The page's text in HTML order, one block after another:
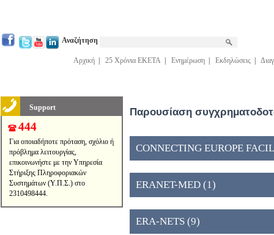
Αναζήτηση
Αρχική 25 Χρόνια ΕΚΕΤΑ Ενημέρωση Εκδηλώσεις
Support
444
Για οποιαδήποτε πρόταση, σχόλιο ή
πρόβλημα λειτουργίας,
επικοινωνήστε με την Υπηρεσία
Στήριξης Πληροφοριακών
Συστημάτων (Υ.Π.Σ.) στο
2310498444.
Παρουσίαση
CONNECTING EUROPE
ERANET-MED (1)
ERA-NETS (9)